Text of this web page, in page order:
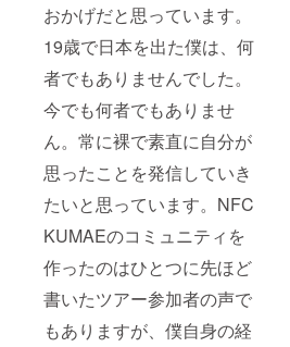
おかげだと思っています。
19歳で日本を出た僕は、何
者でもありませんでした。
今でも何者でもありませ
ん。常に裸で素直に自分が
思ったことを発信していき
たいと思っています。NFC
KUMAEのコミュニティを
作ったのはひとつに先ほど
書いたツアー参加者の声で
もありますが、僕自身の経